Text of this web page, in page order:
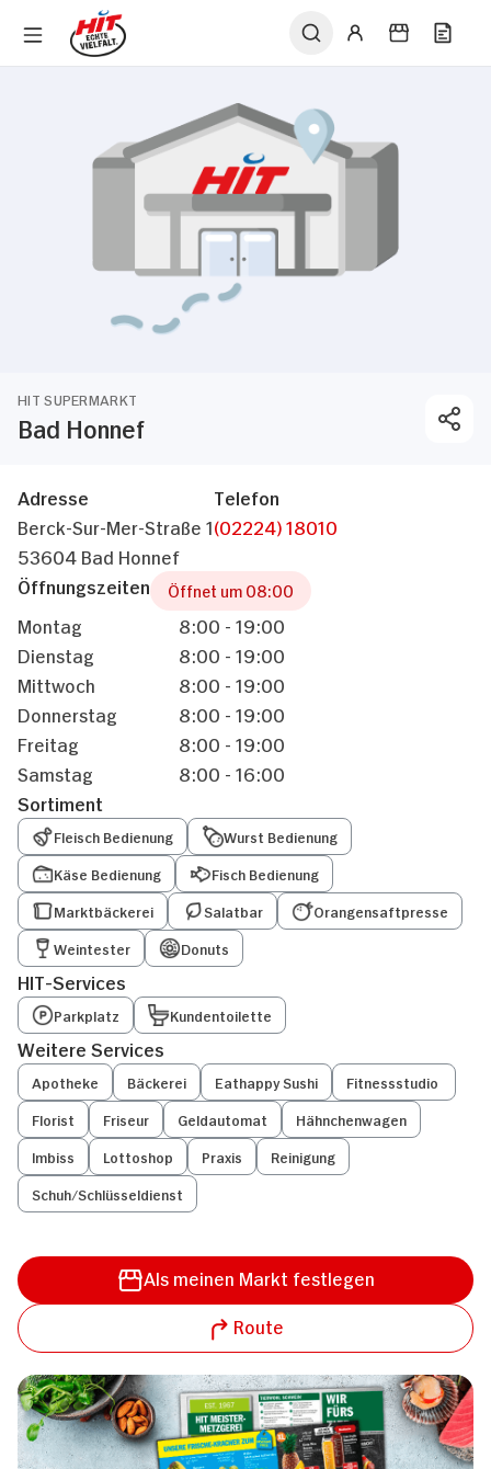
HIT SUPERMARKT
Bad Honnef
Adresse
Berck-Sur-Mer-Straße 1
53604 Bad Honnef
Telefon
(02224) 18010
Öffnungszeiten Öffnet um 08:00
Montag
8:00 - 19:00
Dienstag
8:00 - 19:00
Mittwoch
8:00 - 19:00
Donnerstag
8:00 - 19:00
Freitag
8:00 - 19:00
Samstag
8:00 - 16:00
Sortiment
Fleisch Bedienung
Wurst Bedienung
Käse Bedienung
Fisch Bedienung
Marktbäckerei
Salatbar
Orangensaftpresse
Weintester
Donuts
HIT-Services
Parkplatz Kundentoilette
Weitere Services
Apotheke Bäckerei Eathappy Sushi
Fitnessstudio
Florist
Friseur Geldautomat
Hähnchenwagen
Imbiss
Lottoshop Praxis
Reinigung
Schuh/Schlüsseldienst
Als meinen Markt festlegen
Route